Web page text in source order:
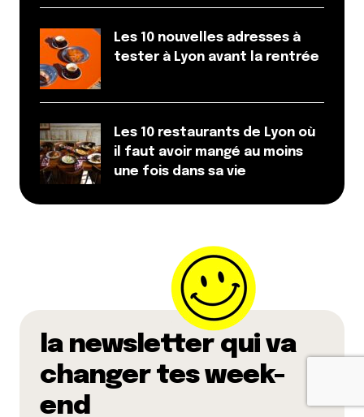
Les 10 nouvelles adresses à
tester à Lyon avant la rentrée
Les 10 restaurants de Lyon où
il faut avoir mangé au moins
une fois dans sa vie
la newsletter qui va
changer tes week-
end